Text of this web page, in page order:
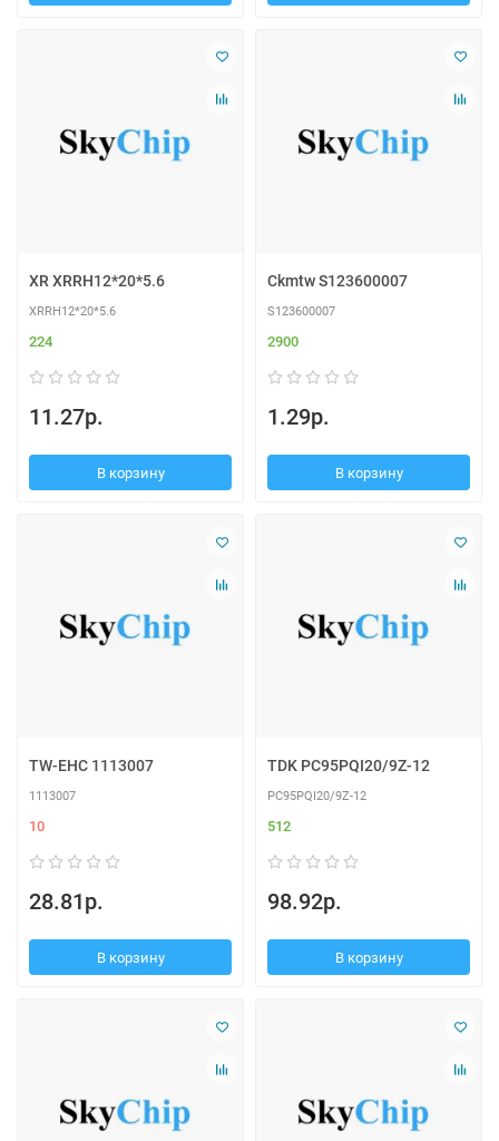
XR XRRH12*20*5.6
XRRH12*20*5.6
224
11.27р.
В корзину
Ckmtw S123600007
S123600007
2900
1.29р.
В корзину
TW-EHC 1113007
1113007
10
28.81р.
В корзину
TDK PC95PQI20/9Z-12
PC95PQI20/9Z-12
512
98.92р.
В корзину